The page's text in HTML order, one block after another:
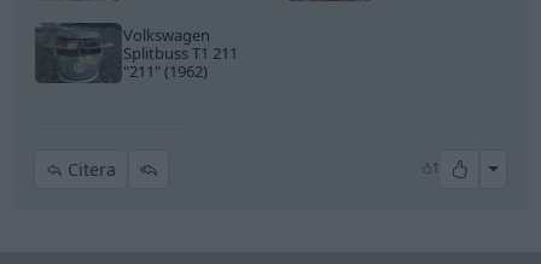
Volkswagen
Splitbuss T1 211
"211"(1962)
Citera 1 All